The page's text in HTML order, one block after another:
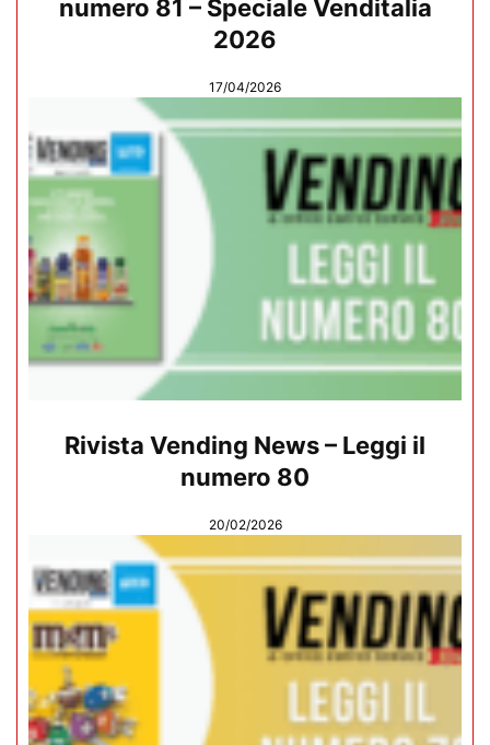
numero 81 – Speciale Venditalia
2026
17/04/2026
Rivista Vending News – Leggi il
numero 80
20/02/2026